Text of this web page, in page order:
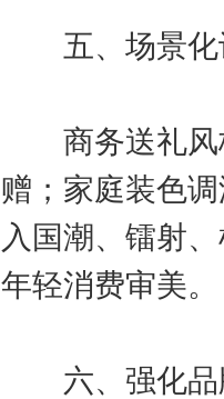
五、场景化
商务送礼风
赠；家庭装色
入国潮、镭射
年轻消费审美。
六、强化品